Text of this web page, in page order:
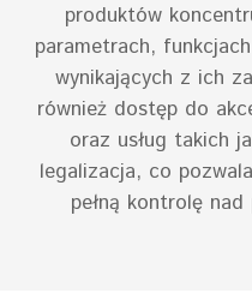
produktów
parametrach,
wynikających z ich
również dostęp do
oraz usług takich
legalizacja, co
pełną kontrolę